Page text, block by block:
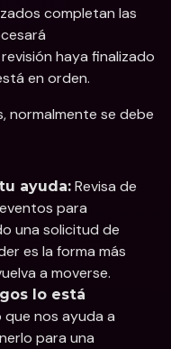
completan las
haya finalizado
en orden.
normalmente se debe
ayuda: Revisa de
para
una solicitud de
es la forma más
a moverse.
lo está
que nos ayuda a
para una